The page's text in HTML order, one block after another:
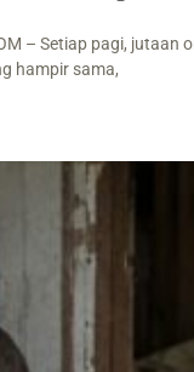
– Setiap pagi, jutaan
hampir sama,